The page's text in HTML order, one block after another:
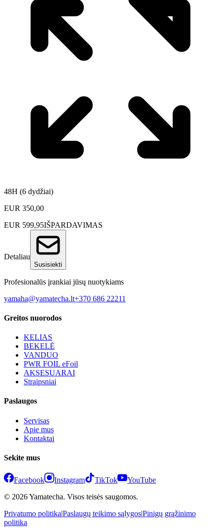
48H (6 dydžiai)
EUR 350,00
EUR 599,95IŠPARDAVIMAS
Detaliau
Susisiekti
Profesionalūs įrankiai jūsų nuotykiams
yamaha@yamatecha.lt+370 686 22211
Greitos nuorodos
KELIAS
BEKELĖ
VANDUO
PWR FOIL eFoil
AKSESUARAI
Straipsniai
Paslaugos
Servisas
Apie mus
Kontaktai
Sekite mus
Facebook Instagram TikTok
YouTube
© 2026 Yamatecha. Visos teisės saugomos.
Privatumo politika|Paslaugų teikimo sąlygos|Pinigų grąžinimo
politika